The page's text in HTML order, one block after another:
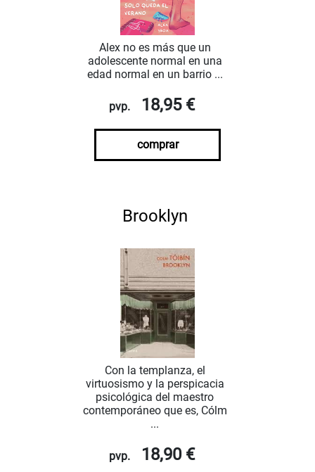
Alex no es más que un
adolescente normal en una
edad normal en un barrio ...
pvp. 18,95 €
comprar
Brooklyn
Con la templanza, el
virtuosismo y la perspicacia
psicológica del maestro
contemporáneo que es, Cólm
...
pvp. 18,90 €